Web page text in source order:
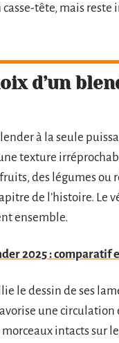
tête, mais
d’un
à la seule
texture
des légumes ou
de l’histoire. Le
ensemble.
2025 : comparatif
le dessin de ses
une
intacts sur